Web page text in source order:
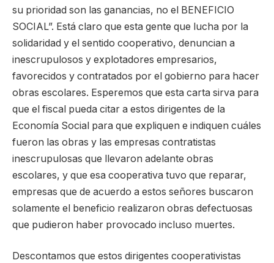
su prioridad son las ganancias, no el BENEFICIO
SOCIAL”. Está claro que esta gente que lucha por la
solidaridad y el sentido cooperativo, denuncian a
inescrupulosos y explotadores empresarios,
favorecidos y contratados por el gobierno para hacer
obras escolares. Esperemos que esta carta sirva para
que el fiscal pueda citar a estos dirigentes de la
Economía Social para que expliquen e indiquen cuáles
fueron las obras y las empresas contratistas
inescrupulosas que llevaron adelante obras
escolares, y que esa cooperativa tuvo que reparar,
empresas que de acuerdo a estos señores buscaron
solamente el beneficio realizaron obras defectuosas
que pudieron haber provocado incluso muertes.
Descontamos que estos dirigentes cooperativistas